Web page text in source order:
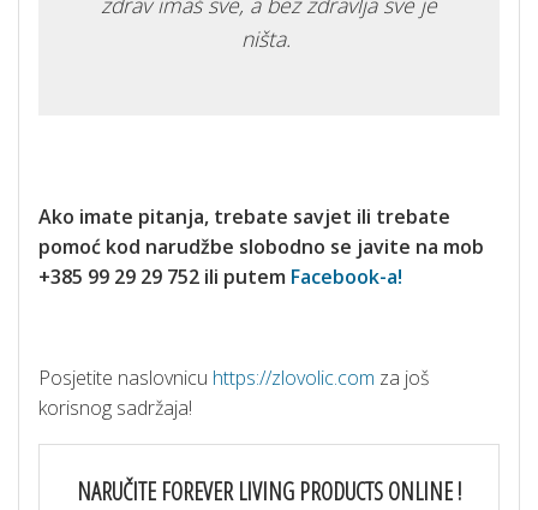
ništa.
Ako imate pitanja, trebate savjet ili trebate
pomoć kod narudžbe slobodno se javite na mob
+385 99 29 29 752 ili putem Facebook-a!
Posjetite naslovnicu https://zlovolic.com za još
korisnog sadržaja!
NARUČITE FOREVER LIVING PRODUCTS ONLINE !